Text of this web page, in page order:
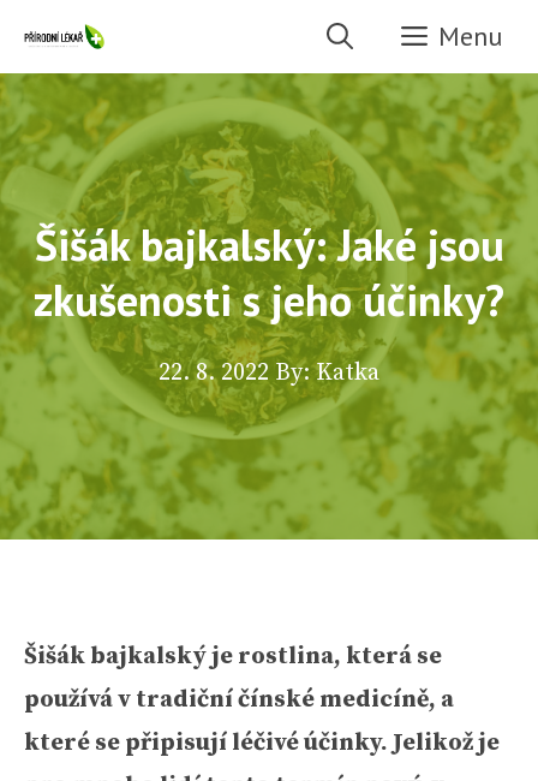
Přeskočit
obsah
Menu
Šišák bajkalský: Jaké jsou
zkušenosti s jeho účinky?
22. 8. 2022 By: Katka
Šišák bajkalský je rostlina, která se
používá v tradiční čínské medicíně, a
které se připisují léčivé účinky. Jelikož je